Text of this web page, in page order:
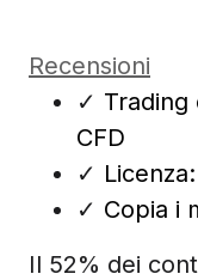
Recensioni
✓ Trading
CFD
✓
✓ Copia i
Il 52% dei